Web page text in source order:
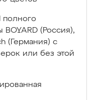
полного
(Россия),
(Германия) с
или без этой